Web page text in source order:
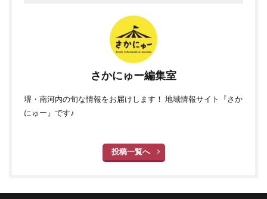
さかにゅー編集室
堺・南河内の旬な情報をお届けします！ 地域情報サイト『さか
にゅー』です♪
投稿一覧へ